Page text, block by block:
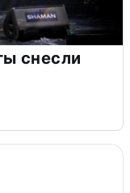
снесли